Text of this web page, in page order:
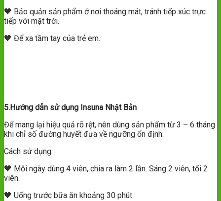
🧡 Bảo quản sản phẩm ở nơi thoáng mát, tránh tiếp xúc trực
tiếp với mặt trời.
🧡 Để xa tầm tay của trẻ em.
5.Hướng dẫn sử dụng Insuna Nhật Bản
Để mang lại hiệu quả rõ rệt, nên dùng sản phẩm từ 3 – 6 tháng
khi chỉ số đường huyết đưa về ngưỡng ổn định.
Cách sử dụng:
🧡 Mỗi ngày dùng 4 viên, chia ra làm 2 lần. Sáng 2 viên, tối 2
viên.
🧡 Uống trước bữa ăn khoảng 30 phút.